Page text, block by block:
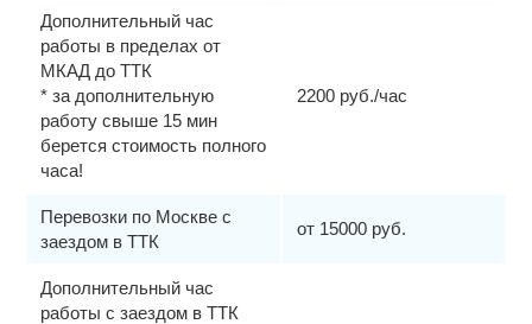
Дополнительный час
работы в пределах от
МКАД до ТТК
* за дополнительную
работу свыше 15 мин
берется стоимость полного
часа!
2200 руб./час
Перевозки по Москве с
заездом в ТТК
от 15000 руб.
Дополнительный час
работы с заездом в ТТК